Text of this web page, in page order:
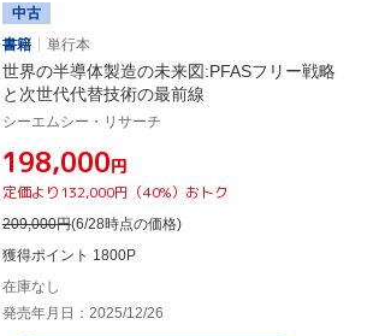
中古
書籍
単行本
世界の半導体製造の未来図:PFASフリー戦略
と次世代代替技術の最前線
シーエムシー・リサーチ
¥198,000円
定価より132,000円（40%）おトク
209,000円(6/28時点の価格)
獲得ポイント 1800P
在庫なし
発売年月日：2025/12/26